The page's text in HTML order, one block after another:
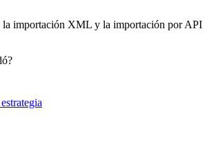
la importación XML y la importación por API